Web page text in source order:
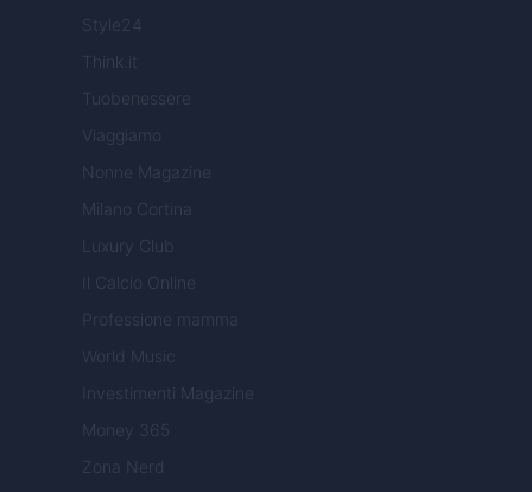
Style24
Think.it
Tuobenessere
Viaggiamo
Nonne Magazine
Milano Cortina
Luxury Club
Il Calcio Online
Professione mamma
World Music
Investimenti Magazine
Money 365
Zona Nerd